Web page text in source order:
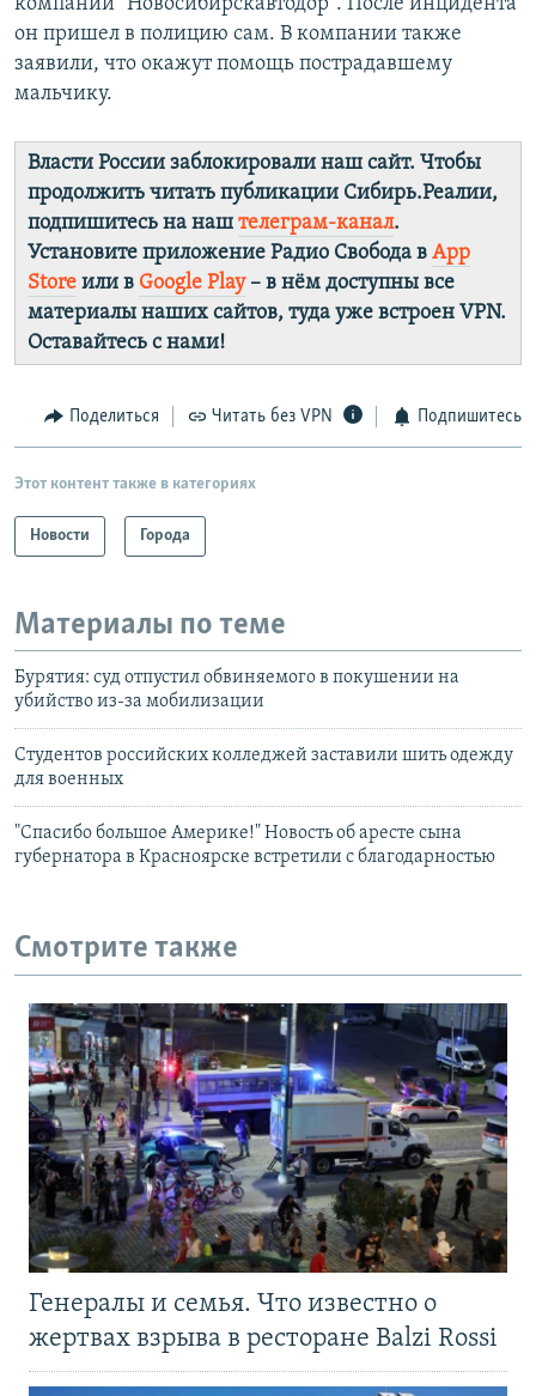
компании "Новосибирскавтодор". После инцидента
он пришел в полицию сам. В компании также
заявили, что окажут помощь пострадавшему
мальчику.
Власти России заблокировали наш сайт. Чтобы
продолжить читать публикации Сибирь.Реалии,
подпишитесь на наш телеграм-канал.
Установите приложение Радио Свобода в App
Store или в Google Play– в нём доступны все
материалы наших сайтов, туда уже встроен VPN.
Оставайтесь с нами!
Поделиться Читать без VPN Подпишитесь
Этот контент также в категориях
Новости Города
Материалы по теме
Бурятия: суд отпустил обвиняемого в покушении на
убийство из-за мобилизации
Студентов российских колледжей заставили шить одежду
для военных
"Спасибо большое Америке!" Новость об аресте сына
губернатора в Красноярске встретили с благодарностью
Смотрите также
Генералы и семья. Что известно о
жертвах взрыва в ресторане Balzi Rossi